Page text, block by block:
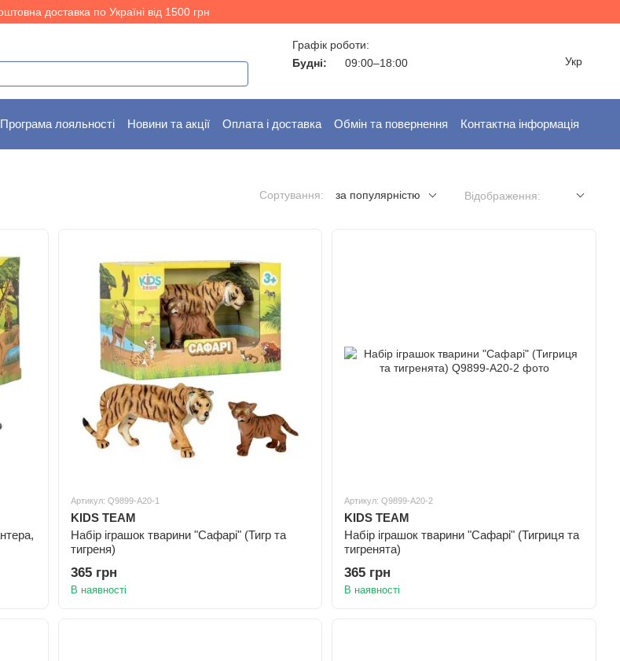
доставка по Україні від 1500 грн
Графік роботи:
Будні:
09:00–18:00 Укр
Програма лояльності Новини та акції Оплата і доставка Обмін та повернення
Контактна інформація
Сортування: за популярністю Відображення:
Артикул: Q9899-A20-1
KIDS TEAM
Набір іграшок тварини "Сафарі" (Тигр та
тигреня)
365 грн
В наявності
Артикул: Q9899-A20-2
KIDS TEAM
Набір іграшок тварини "Сафарі" (Тигриця та
тигренята)
365 грн
В наявності